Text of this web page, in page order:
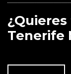
Tenerife